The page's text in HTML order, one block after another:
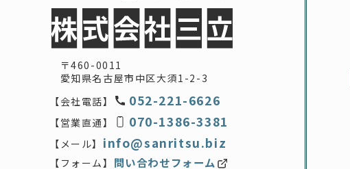
〒460-0011
愛知県名古屋市中区大須1-2-3
【会社電話】
052-221-6626
【営業直通】 070-1386-3381
【メール】 info@sanritsu.biz
【フォーム】 問い合わせフォーム